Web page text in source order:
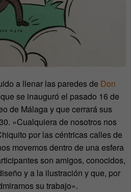
a llenar las paredes de Don
se inauguró el pasado 16 de
de Málaga y que cerrará sus
«Cualquiera de nosotros nos
por las céntricas calles de
movemos dentro de una esfera
son amigos, conocidos,
y a la ilustración y que, por
su trabajo».